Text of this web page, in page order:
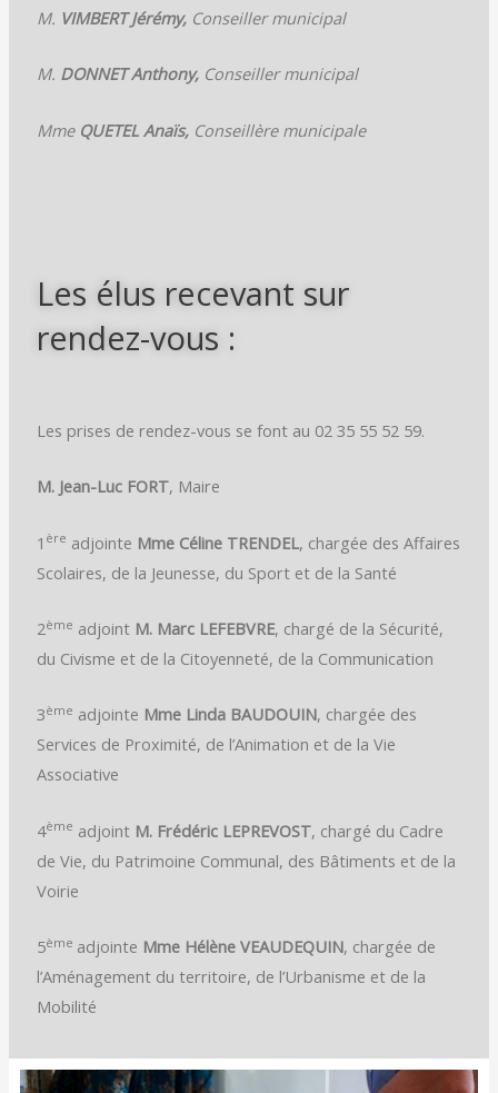
M. VIMBERT Jérémy,Conseiller municipal
M. DONNET Anthony,Conseiller municipal
Mme QUETEL Anaïs,Conseillère municipale
Les élus recevant sur
rendez-vous :
Les prises de rendez-vous se font au 02 35 55 52 59.
M. Jean-Luc FORT, Maire
1 ère adjointe Mme Céline TRENDEL, chargée des Affaires
Scolaires, de la Jeunesse, du Sport et de la Santé
2ème adjointM. Marc LEFEBVRE, chargé de la Sécurité,
du Civisme et de la Citoyenneté, de la Communication
3ème adjointe Mme Linda BAUDOUIN, chargée des
Services de Proximité, de l’Animation et de la Vie
Associative
4ème adjoint M. Frédéric LEPREVOST, chargé du Cadre
de Vie, du Patrimoine Communal, des Bâtiments et de la
Voirie
5ème adjointe Mme Hélène VEAUDEQUIN, chargée de
l’Aménagement du territoire, de l’Urbanisme et de la
Mobilité